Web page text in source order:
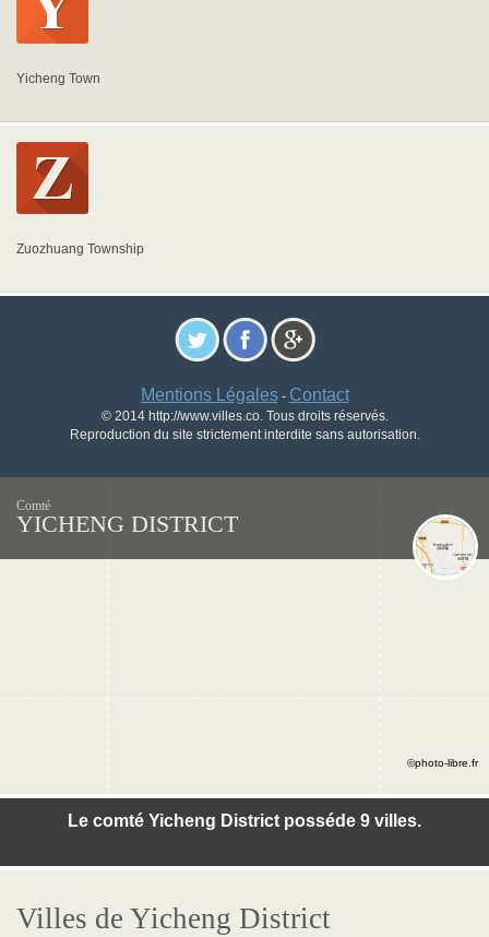
Yicheng Town
Zuozhuang Township
Mentions Légales- Contact
© 2014 http://www.villes.co. Tous droits réservés.
Reproduction du site strictement interdite sans autorisation.
Comté
YICHENG DISTRICT
Le comté Yicheng District posséde 9 villes.
©photo-libre.fr
Villes de Yicheng District